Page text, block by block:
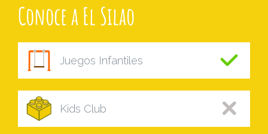
Conoce a El Silao
Juegos Infantiles
Kids Club